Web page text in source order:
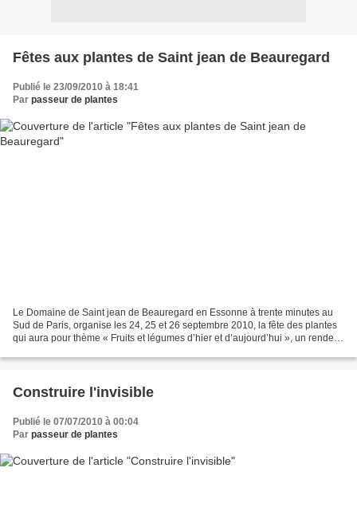
Fêtes aux plantes de Saint jean de Beauregard
Publié le 23/09/2010 à 18:41
Par passeur de plantes
Le Domaine de Saint jean de Beauregard en Essonne à trente minutes au
Sud de Paris, organise les 24, 25 et 26 septembre 2010, la fête des plantes
qui aura pour thème « Fruits et légumes d’hier et d’aujourd’hui », un rendez-
Construire l'invisible
Publié le 07/07/2010 à 00:04
Par passeur de plantes